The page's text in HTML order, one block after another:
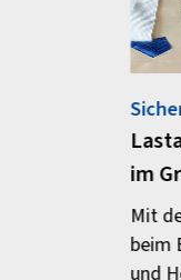
im
Mit
beim
und